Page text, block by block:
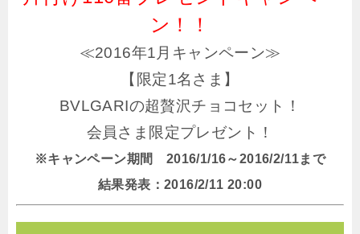
ン！！
≪2016年1月キャンペーン≫
【限定1名さま】
BVLGARIの超贅沢チョコセット！
会員さま限定プレゼント！
※キャンペーン期間 2016/1/16～2016/2/11まで
結果発表：2016/2/11 20:00